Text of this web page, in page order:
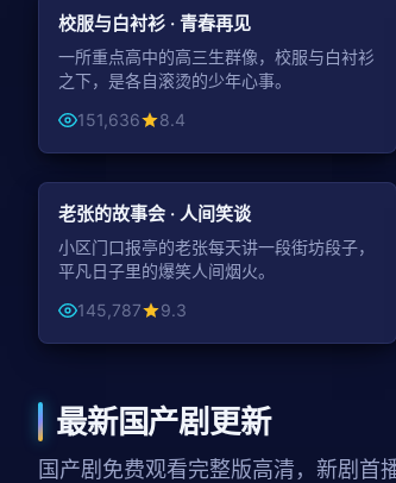
青春
校服与白衬衫 · 青春再见
一所重点高中的高三生群像，校服与白衬衫
之下，是各自滚烫的少年心事。
151,636
8.4
喜剧
43:21
老张的故事会 · 人间笑谈
小区门口报亭的老张每天讲一段街坊段子，
平凡日子里的爆笑人间烟火。
145,787
9.3
最新国产剧更新
国产剧免费观看完整版高清，新剧首